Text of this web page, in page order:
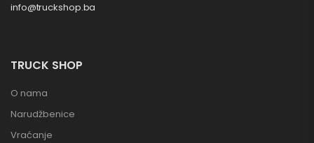
info@truckshop.ba
TRUCK SHOP
O nama
Narudžbenice
Vraćanje